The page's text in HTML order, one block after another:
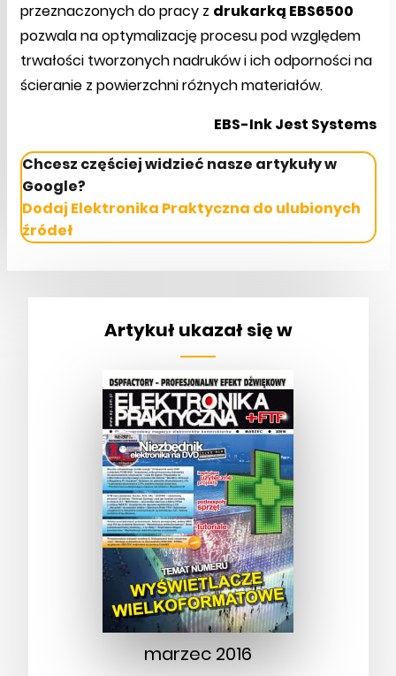
przeznaczonych do pracy z drukarką EBS6500
pozwala na optymalizację procesu pod względem
trwałości tworzonych nadruków i ich odporności na
ścieranie z powierzchni różnych materiałów.
EBS-Ink Jest Systems
Chcesz częściej widzieć nasze artykuły w
Google?
Dodaj Elektronika Praktyczna do ulubionych
źródeł
Artykuł ukazał się w
marzec 2016